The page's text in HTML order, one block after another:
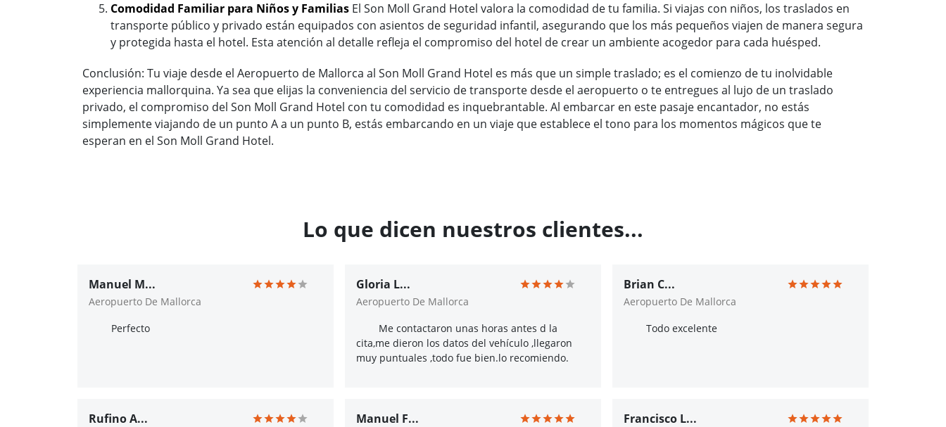
Comodidad Familiar para Niños y Familias El Son Moll Grand Hotel valora la comodidad de tu familia. Si viajas con niños, los traslados en
transporte público y privado están equipados con asientos de seguridad infantil, asegurando que los más pequeños viajen de manera segura
y protegida hasta el hotel. Esta atención al detalle refleja el compromiso del hotel de crear un ambiente acogedor para cada huésped.
Conclusión: Tu viaje desde el Aeropuerto de Mallorca al Son Moll Grand Hotel es más que un simple traslado; es el comienzo de tu inolvidable
experiencia mallorquina. Ya sea que elijas la conveniencia del servicio de transporte desde el aeropuerto o te entregues al lujo de un traslado
privado, el compromiso del Son Moll Grand Hotel con tu comodidad es inquebrantable. Al embarcar en este pasaje encantador, no estás
simplemente viajando de un punto A a un punto B, estás embarcando en un viaje que establece el tono para los momentos mágicos que te
esperan en el Son Moll Grand Hotel.
Lo que dicen nuestros clientes...
Manuel M...
Aeropuerto De Mallorca
Perfecto
Gloria L...
Aeropuerto De Mallorca
Me contactaron unas horas antes d la
cita,me dieron los datos del vehículo ,llegaron
muy puntuales ,todo fue bien.lo recomiendo.
Brian C...
Aeropuerto De Mallorca
Todo excelente
Rufino A... Manuel F... Francisco L...